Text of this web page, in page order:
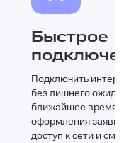
Быстрое
Подключить
без лишнего
ближайшее время
оформления заявки
доступ к сети и